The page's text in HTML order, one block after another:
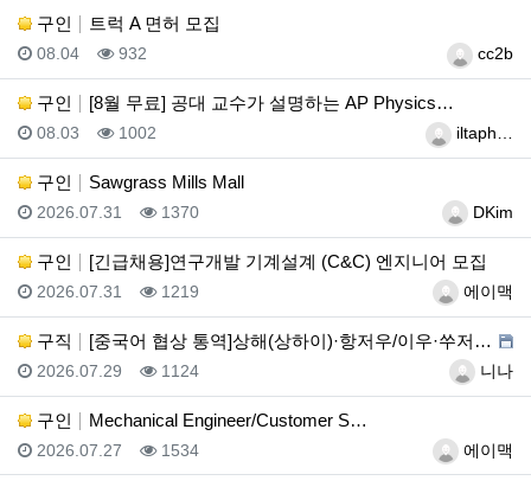
구인
트럭 A 면허 모집
등록자cc2b
등록일
08.04 조회
932
구인 [8월 무료] 공대 교수가 설명하는 AP Physics…
등록자iltaph…
등록일
08.03 조회
1002
구인 Sawgrass Mills Mall
등록자DKim
등록일
2026.07.31 조회
1370
구인 [긴급채용]연구개발 기계설계 (C&C) 엔지니어 모집
등록자에이맥
등록일
2026.07.31 조회
1219
구직 [중국어 협상 통역]상해(상하이)·항저우/이우·쑤저우 …
등록자니나
등록일
2026.07.29 조회
1124
구인 Mechanical Engineer/Customer S…
등록자에이맥
등록일
2026.07.27 조회
1534